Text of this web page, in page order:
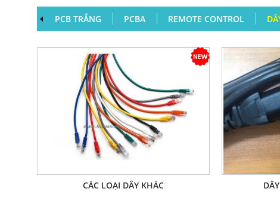
PCB TRẮNG PCBA REMOTE CONTROL
CÁC LOẠI DÂY KHÁC